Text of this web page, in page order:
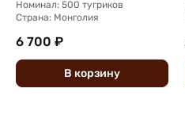
Номинал: 500 тугриков
Страна: Монголия
6 700 ₽
В корзину